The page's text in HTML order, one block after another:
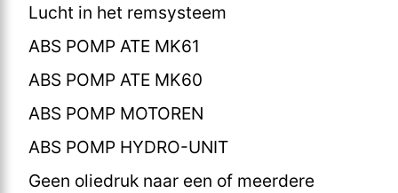
Lucht in het remsysteem
ABS POMP ATE MK61
ABS POMP ATE MK60
ABS POMP MOTOREN
ABS POMP HYDRO-UNIT
Geen oliedruk naar een of meerdere